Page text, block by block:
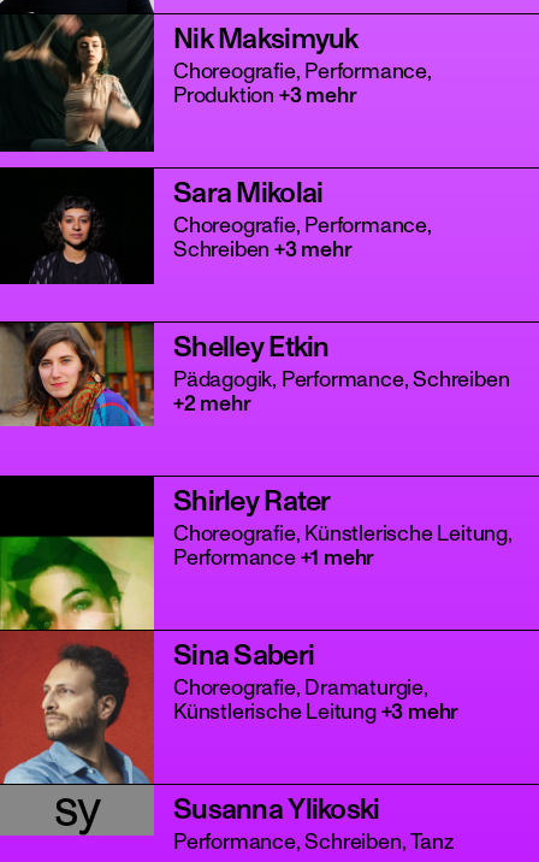
Nik Maksimyuk
Choreografie, Performance,
Produktion +3 mehr
Sara Mikolai
Choreografie, Performance,
Schreiben +3 mehr
Shelley Etkin
Pädagogik, Performance, Schreiben
+2 mehr
Shirley Rater
Choreografie, Künstlerische Leitung,
Performance+1 mehr
Sina Saberi
Choreografie, Dramaturgie,
Künstlerische Leitung+3 mehr
sy Susanna Ylikoski
Performance, Schreiben, Tanz